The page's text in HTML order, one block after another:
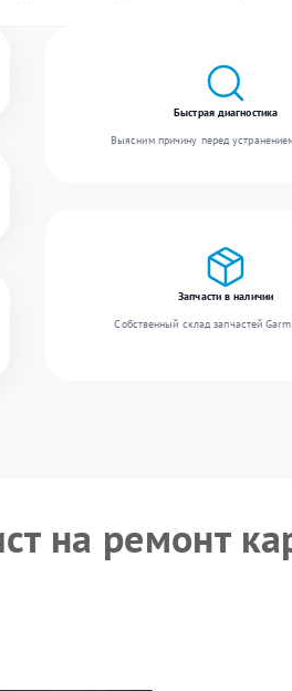
Быстрая диагностика
Выясним причину перед
Запчасти в наличии
Собственный склад запчастей
на ремонт